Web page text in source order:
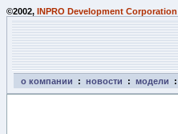
©2002, INPRO Development Corporation
о компании : новости : модели :